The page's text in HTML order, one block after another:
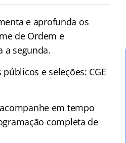
e aprofunda os
de Ordem e
a segunda.
e seleções: CGE
em tempo
completa de